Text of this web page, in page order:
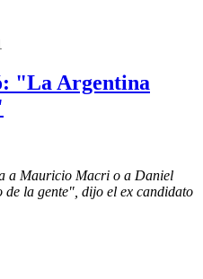
"La Argentina
a Mauricio Macri o a Daniel
de la gente", dijo el ex candidato